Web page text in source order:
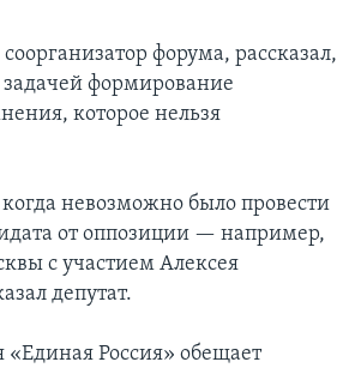
форума, рассказал,
задачей формирование
которое нельзя
невозможно было провести
от оппозиции — например,
с участием Алексея
депутат.
Россия» обещает